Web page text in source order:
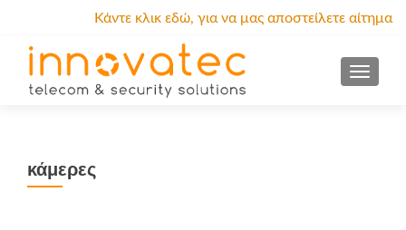
Κάντε κλικ εδώ, για να μας αποστείλετε αίτημα
προσφοράς.
MENU
κάμερες